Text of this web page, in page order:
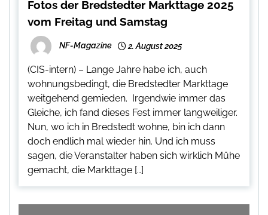
Fotos der Bredstedter Markttage 2025
vom Freitag und Samstag
NF-Magazine 2. August 2025
(CIS-intern) – Lange Jahre habe ich, auch
wohnungsbedingt, die Bredstedter Markttage
weitgehend gemieden. Irgendwie immer das
Gleiche, ich fand dieses Fest immer langweiliger.
Nun, wo ich in Bredstedt wohne, bin ich dann
doch endlich mal wieder hin. Und ich muss
sagen, die Veranstalter haben sich wirklich Mühe
gemacht, die Markttage […]